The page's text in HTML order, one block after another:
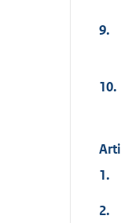
9.
10.
1.
2.